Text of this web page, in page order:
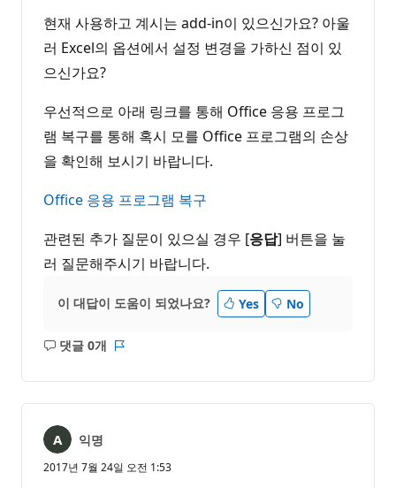
현재 사용하고 계시는 add-in이 있으신가요? 아울
러 Excel의 옵션에서 설정 변경을 가하신 점이 있
으신가요?
우선적으로 아래 링크를 통해 Office 응용 프로그
램 복구를 통해 혹시 모를 Office 프로그램의 손상
을 확인해 보시기 바랍니다.
Office 응용 프로그램 복구
관련된 추가 질문이 있으실 경우 [응답] 버튼을 눌
러 질문해주시기 바랍니다.
이 대답이 도움이 되었나요? Yes No
댓글 0개
설
음
익명
2017년 7월 24일 오전 1:53